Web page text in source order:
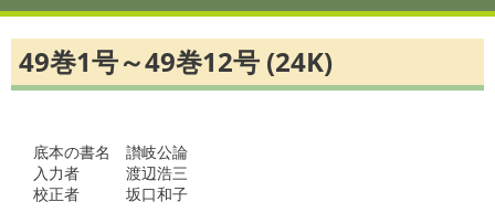
49巻1号～49巻12号 (24K)
底本の書名　讃岐公論
入力者　　　渡辺浩三
校正者　　　坂口和子